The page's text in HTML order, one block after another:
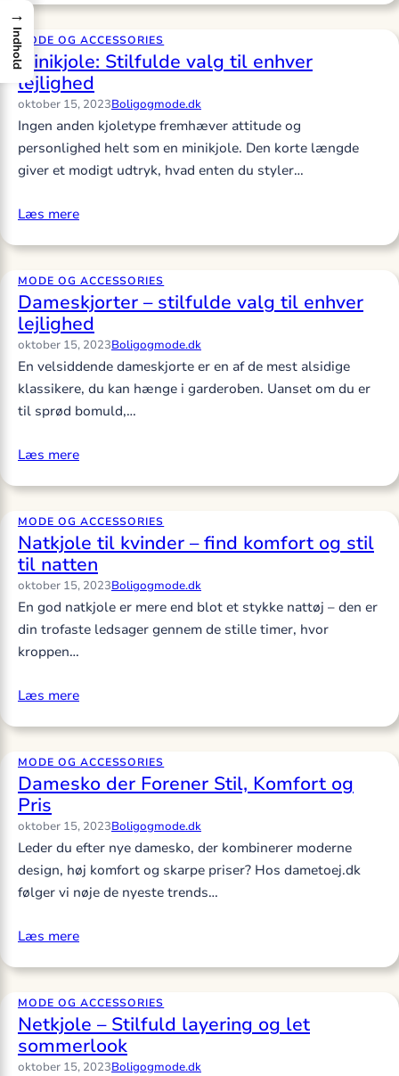
MODE OG ACCESSORIES
Minikjole: Stilfulde valg til enhver
lejlighed
oktober 15, 2023Boligogmode.dk
Ingen anden kjoletype fremhæver attitude og
personlighed helt som en minikjole. Den korte længde
giver et modigt udtryk, hvad enten du styler…
Læs mere
MODE OG ACCESSORIES
Dameskjorter – stilfulde valg til enhver
lejlighed
oktober 15, 2023Boligogmode.dk
En velsiddende dameskjorte er en af de mest alsidige
klassikere, du kan hænge i garderoben. Uanset om du er
til sprød bomuld,…
Læs mere
MODE OG ACCESSORIES
Natkjole til kvinder – find komfort og stil
til natten
oktober 15, 2023Boligogmode.dk
En god natkjole er mere end blot et stykke nattøj – den er
din trofaste ledsager gennem de stille timer, hvor
kroppen…
Læs mere
MODE OG ACCESSORIES
Damesko der Forener Stil, Komfort og
Pris
oktober 15, 2023Boligogmode.dk
Leder du efter nye damesko, der kombinerer moderne
design, høj komfort og skarpe priser? Hos dametoej.dk
følger vi nøje de nyeste trends…
Læs mere
MODE OG ACCESSORIES
Netkjole – Stilfuld layering og let
sommerlook
oktober 15, 2023Boligogmode.dk
→
Indhold